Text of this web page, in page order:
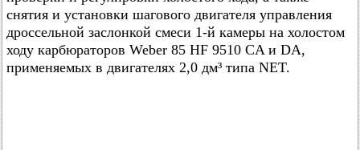
снятия и установки шагового двигателя управления
дроссельной заслонкой смеси 1-й камеры на холостом
ходу карбюраторов Weber 85 HF 9510 CA и DA,
применяемых в двигателях 2,0 дм³ типа NET.